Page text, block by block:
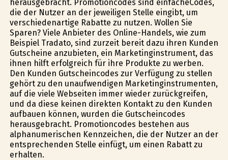
herausgebracht. Promotioncodes sind einfacheCodes,
die der Nutzer an der jeweiligen Stelle eingibt, um
verschiedenartige Rabatte zu nutzen. Wollen Sie
Sparen? Viele Anbieter des Online-Handels, wie zum
Beispiel Tradato, sind zurzeit bereit dazu ihren Kunden
Gutscheine anzubieten, ein Marketinginstrument, das
ihnen hilft erfolgreich für ihre Produkte zu werben.
Den Kunden Gutscheincodes zur Verfügung zu stellen
gehört zu den unaufwendigen Marketinginstrumenten,
auf die viele Webseiten immer wieder zurückgreifen,
und da diese keinen direkten Kontakt zu den Kunden
aufbauen können, wurden die Gutscheincodes
herausgebracht. Promotioncodes bestehen aus
alphanumerischen Kennzeichen, die der Nutzer an der
entsprechenden Stelle einfügt, um einen Rabatt zu
erhalten.